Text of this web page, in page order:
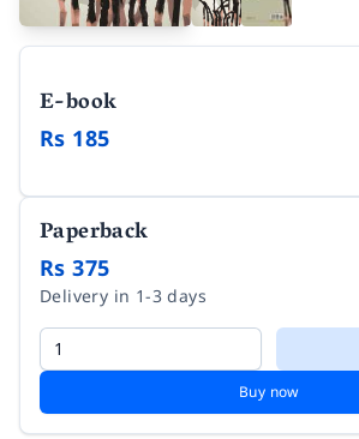
E-book
Rs 185
Paperback
Rs 375
Delivery in 1-3 days
Buy now